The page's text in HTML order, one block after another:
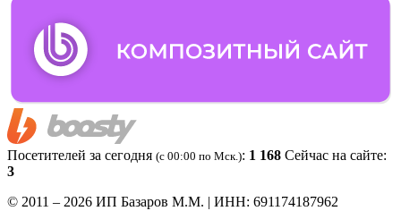
Посетителей за сегодня (c 00:00 по Мск.): 1 168 Сейчас на сайте:
3
© 2011 – 2026 ИП Базаров М.М. | ИНН: 691174187962